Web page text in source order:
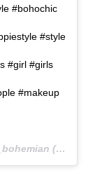
#bohochic
#style
#girl #girls
#makeup
Ein Beitrag geteilt von coachella_hippie_bohemian (@coachella_hippie_bohemian) am